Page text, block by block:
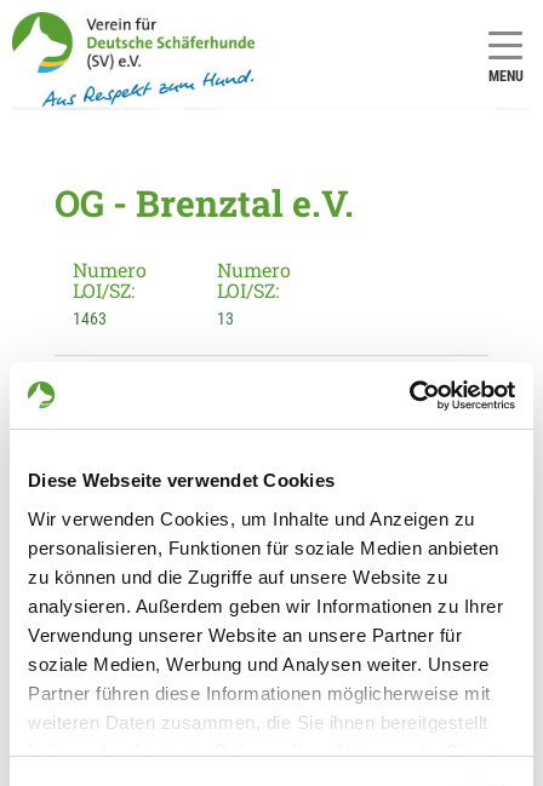
Diese Webseite verwendet Cookies
Wir verwenden Cookies, um Inhalte und Anzeigen zu
personalisieren, Funktionen für soziale Medien anbieten
zu können und die Zugriffe auf unsere Website zu
analysieren. Außerdem geben wir Informationen zu Ihrer
Verwendung unserer Website an unsere Partner für
soziale Medien, Werbung und Analysen weiter. Unsere
Partner führen diese Informationen möglicherweise mit
weiteren Daten zusammen, die Sie ihnen bereitgestellt
haben oder die sie im Rahmen Ihrer Nutzung der Dienste
MENU
OG - Brenztal e.V.
Numero
LOI/SZ:
1463
Numero
LOI/SZ:
13
Brenztal e.V.
Bernd Zeiner
Karlstr. 5
89568 Hermaringen
Übungsplatz:
Schießberg 1
89537 Giengen/Brenz
E-Mail:
svogbrenztal@web.de